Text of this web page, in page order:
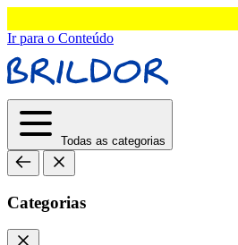
Ir para o Conteúdo
Todas as categorias
Categorias